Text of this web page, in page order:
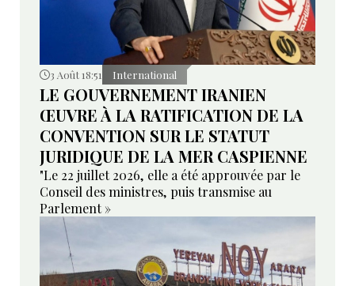
3 Août 18:51 International
LE GOUVERNEMENT IRANIEN
ŒUVRE À LA RATIFICATION DE LA
CONVENTION SUR LE STATUT
JURIDIQUE DE LA MER CASPIENNE
"Le 22 juillet 2026, elle a été approuvée par le
Conseil des ministres, puis transmise au
Parlement »